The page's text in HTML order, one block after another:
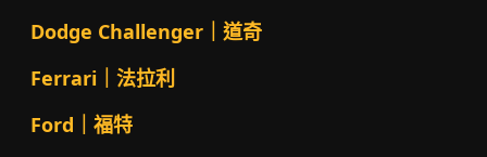
Dodge Challenger｜道奇
Ferrari｜法拉利
Ford｜福特